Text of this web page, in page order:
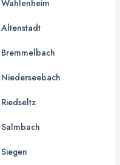
Wahlenheim
Altenstadt
Bremmelbach
Niederseebach
Riedseltz
Salmbach
Siegen